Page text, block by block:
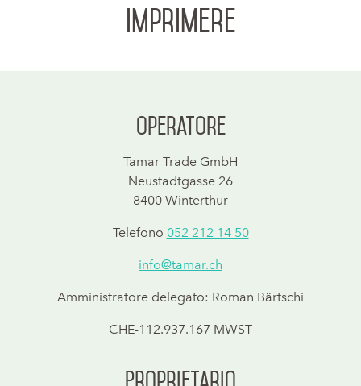
Imprimere
Operatore
Tamar Trade GmbH
Neustadtgasse 26
8400 Winterthur
Telefono 052 212 14 50
info@tamar.ch
Amministratore delegato: Roman Bärtschi
CHE-112.937.167 MWST
Proprietario